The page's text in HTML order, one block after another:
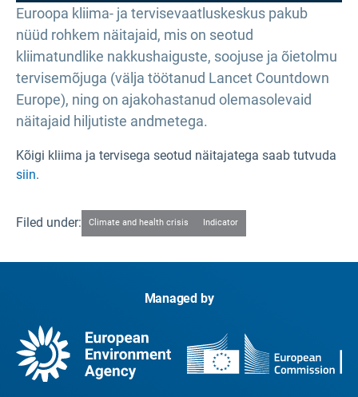
Euroopa kliima- ja tervisevaatluskeskus pakub
nüüd rohkem näitajaid, mis on seotud
kliimatundlike nakkushaiguste, soojuse ja õietolmu
tervisemõjuga (välja töötanud Lancet Countdown
Europe), ning on ajakohastanud olemasolevaid
näitajaid hiljutiste andmetega.
Kõigi kliima ja tervisega seotud näitajatega saab tutvuda
siin.
Filed under: Climate and health crisis Indicator
Managed by